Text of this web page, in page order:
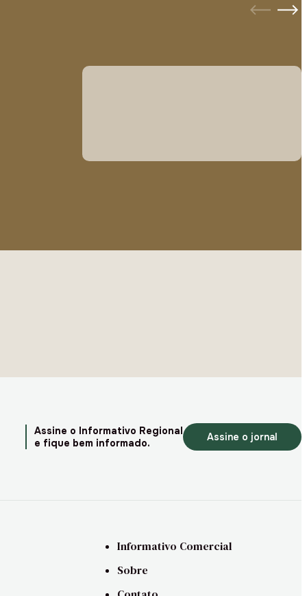
Assine o Informativo Regional
e fique bem informado.
Assine o jornal
Informativo Comercial
Sobre